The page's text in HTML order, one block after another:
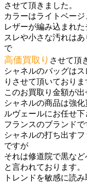
させて頂きました。
カラーはライトベージ
レザーが編み込まれた
スレや小さな汚れは
で
高価買取り させて頂
シャネルのバッグは
りさせて頂いておりま
このお買取り金額が
シャネルの商品は強
ルヴェールにお任せ
フランスのブランドで
シャネルの打ち出す
ですが
それは修道院で黒な
と言われております。
トレンドを敏感に読